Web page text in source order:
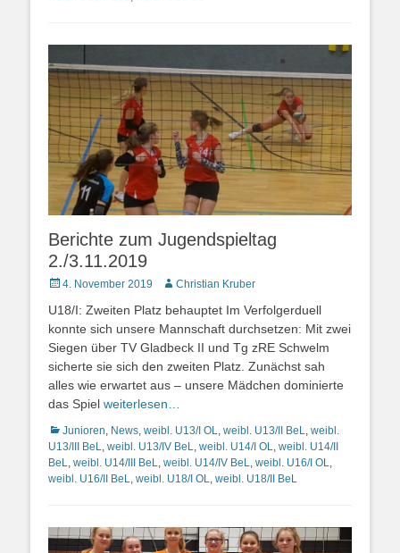
Berichte zum Jugendspieltag
2./3.11.2019
Posted
4. November 2019 AutorChristian Kruber
U18/I: Zweiten Platz behauptet Im Verfolgerduell
konnte sich unsere Mannschaft durchsetzen: Mit zwei
Siegen über TV Gladbeck II und Tg zRE Schwelm
sicherte sie sich den zweiten Platz. Zunächst sah
alles wie erwartet aus – unsere Mädchen dominierte
das Spiel weiterlesen…
Kategorien
Junioren, News, weibl. U13/I OL, weibl. U13/II BeL, weibl.
U13/III BeL, weibl. U13/IV BeL, weibl. U14/I OL, weibl. U14/II
BeL, weibl. U14/III BeL, weibl. U14/IV BeL, weibl. U16/I OL,
weibl. U16/II BeL, weibl. U18/I OL, weibl. U18/II BeL